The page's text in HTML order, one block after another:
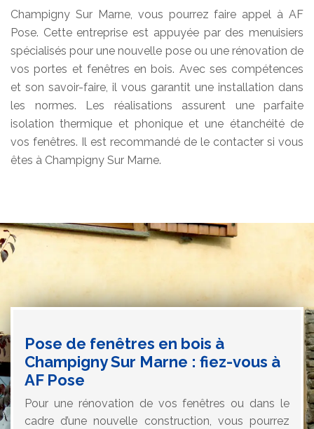
Champigny Sur Marne, vous pourrez faire appel à AF
Pose. Cette entreprise est appuyée par des menuisiers
spécialisés pour une nouvelle pose ou une rénovation de
vos portes et fenêtres en bois. Avec ses compétences
et son savoir-faire, il vous garantit une installation dans
les normes. Les réalisations assurent une parfaite
isolation thermique et phonique et une étanchéité de
vos fenêtres. Il est recommandé de le contacter si vous
êtes à Champigny Sur Marne.
Pose de fenêtres en bois à
Champigny Sur Marne : fiez-vous à
AF Pose
Pour une rénovation de vos fenêtres ou dans le
cadre d’une nouvelle construction, vous pourrez